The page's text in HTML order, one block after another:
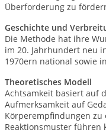
Überforderung zu
Geschichte und
Die Methode hat ihre
im 20. Jahrhundert neu
1970ern national sowie
Theoretisches Modell
Achtsamkeit basiert auf
Aufmerksamkeit auf
Körperempfindungen zu
Reaktionsmuster führen